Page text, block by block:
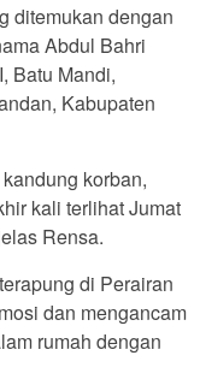
ditemukan dengan
Abdul Bahri
Batu Mandi,
Kabupaten
korban,
kali terlihat Jumat
Rensa.
di Perairan
dan mengancam
rumah dengan